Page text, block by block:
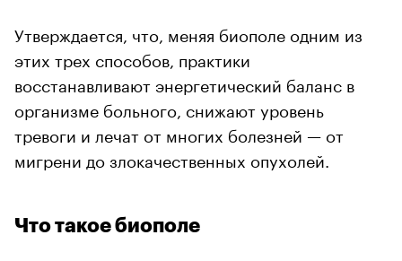
Утверждается, что, меняя биополе одним из
этих трех способов, практики
восстанавливают энергетический баланс в
организме больного, снижают уровень
тревоги и лечат от многих болезней — от
мигрени до злокачественных опухолей.
Что такое биополе